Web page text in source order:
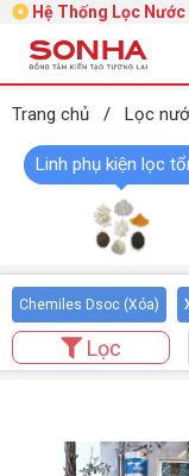
Hệ Thống Lọc
Trang chủ / Lọc
Linh phụ kiện lọc
Chemiles Dsoc (Xóa)
Lọc